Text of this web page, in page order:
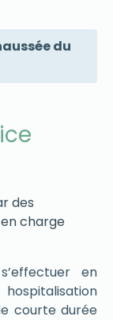
du
des
charge
en
courte durée